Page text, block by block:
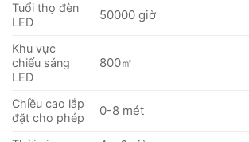
Tuổi thọ đèn
LED
50000 giờ
Khu vực
chiếu sáng
LED
800㎡
Chiều cao lắp
đặt cho phép
0-8 mét